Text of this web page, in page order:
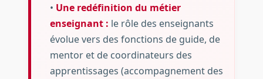
• Une redéfinition du métier
enseignant : le rôle des enseignants
évolue vers des fonctions de guide, de
mentor et de coordinateurs des
apprentissages (accompagnement des